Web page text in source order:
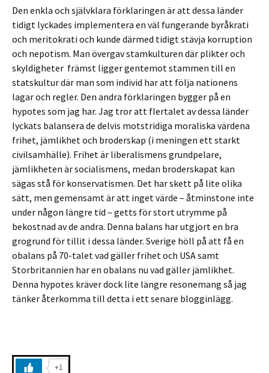
Den enkla och självklara förklaringen är att dessa länder
tidigt lyckades implementera en väl fungerande byråkrati
och meritokrati och kunde därmed tidigt stävja korruption
och nepotism. Man övergav stamkulturen där plikter och
skyldigheter främst ligger gentemot stammen till en
statskultur där man som individ har att följa nationens
lagar och regler. Den andra förklaringen bygger på en
hypotes som jag har. Jag tror att flertalet av dessa länder
lyckats balansera de delvis motstridiga moraliska värdena
frihet, jämlikhet och broderskap (i meningen ett starkt
civilsamhälle). Frihet är liberalismens grundpelare,
jämlikheten är socialismens, medan broderskapat kan
sägas stå för konservatismen. Det har skett på lite olika
sätt, men gemensamt är att inget värde – åtminstone inte
under någon längre tid – getts för stort utrymme på
bekostnad av de andra. Denna balans har utgjort en bra
grogrund för tillit i dessa länder. Sverige höll på att få en
obalans på 70-talet vad gäller frihet och USA samt
Storbritannien har en obalans nu vad gäller jämlikhet.
Denna hypotes kräver dock lite längre resonemang så jag
tänker återkomma till detta i ett senare blogginlägg.
+1